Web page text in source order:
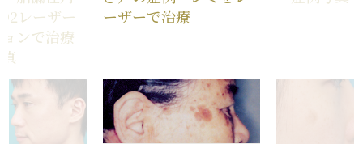
レーザー
ンで治療
ーザーで治療